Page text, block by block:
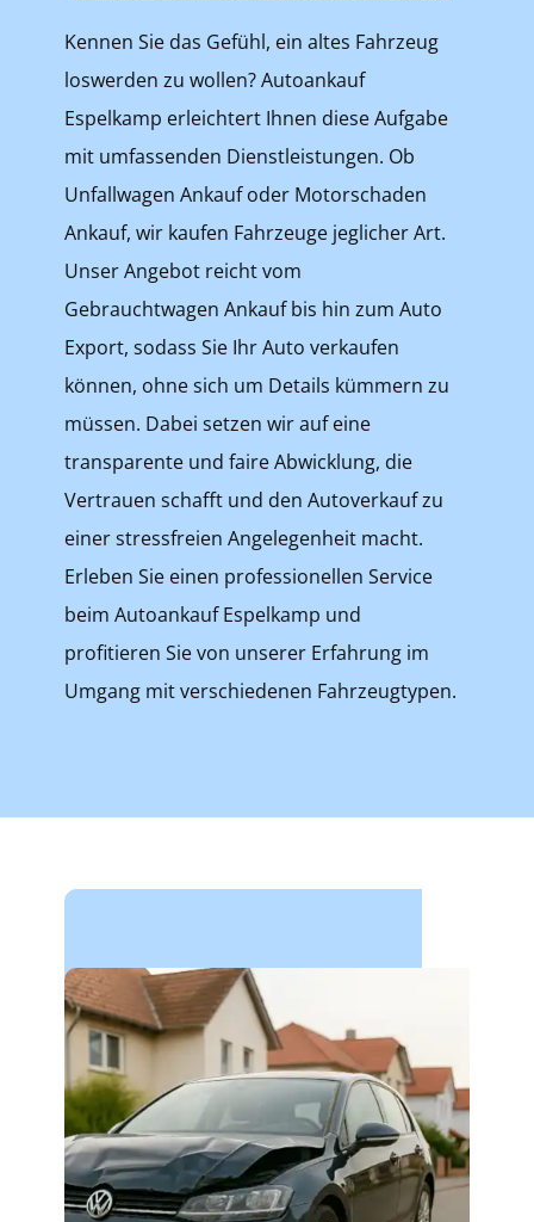
Kennen Sie das Gefühl, ein altes Fahrzeug
loswerden zu wollen? Autoankauf
Espelkamp erleichtert Ihnen diese Aufgabe
mit umfassenden Dienstleistungen. Ob
Unfallwagen Ankauf oder Motorschaden
Ankauf, wir kaufen Fahrzeuge jeglicher Art.
Unser Angebot reicht vom
Gebrauchtwagen Ankauf bis hin zum Auto
Export, sodass Sie Ihr Auto verkaufen
können, ohne sich um Details kümmern zu
müssen. Dabei setzen wir auf eine
transparente und faire Abwicklung, die
Vertrauen schafft und den Autoverkauf zu
einer stressfreien Angelegenheit macht.
Erleben Sie einen professionellen Service
beim Autoankauf Espelkamp und
profitieren Sie von unserer Erfahrung im
Umgang mit verschiedenen Fahrzeugtypen.